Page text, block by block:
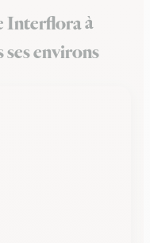
Interflora à
environs